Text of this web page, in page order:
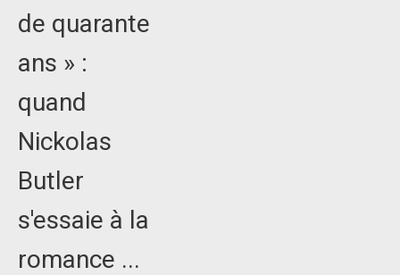
de quarante
ans » :
quand
Nickolas
Butler
s'essaie à la
romance ...